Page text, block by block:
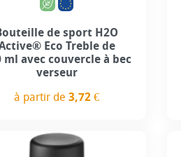
de sport H2O
Eco Treble de
ml avec couvercle à bec
verseur
à partir de3,72 €